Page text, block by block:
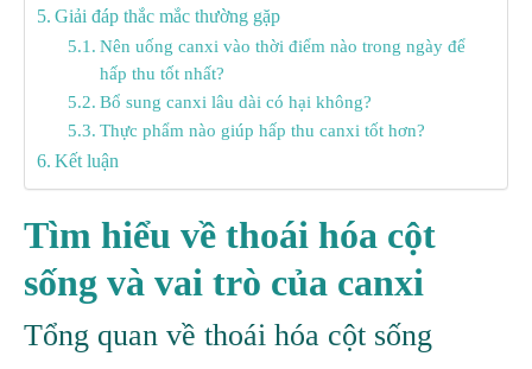
Giải đáp thắc mắc thường gặp
Nên uống canxi vào thời điểm nào trong ngày để
hấp thu tốt nhất?
Bổ sung canxi lâu dài có hại không?
Thực phẩm nào giúp hấp thu canxi tốt hơn?
Kết luận
Tìm hiểu về thoái hóa cột
sống và vai trò của canxi
Tổng quan về thoái hóa cột sống